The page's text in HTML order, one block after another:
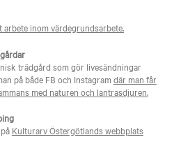
arbete inom värdegrundsarbete.
trädgård som gör livesändningar
på både FB och Instagramdär man får
med naturen och lantrasdjuren.
Kulturarv Östergötlands webbplats